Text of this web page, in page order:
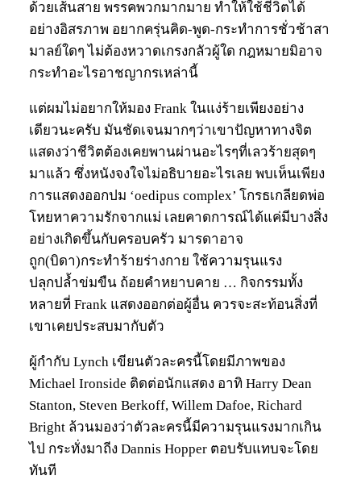
ด้วยเส้นสาย พรรคพวกมากมาย ทำให้ใช้ชีวิตได้
อย่างอิสรภาพ อยากครุ่นคิด-พูด-กระทำการชั่วช้าสา
มาลย์ใดๆ ไม่ต้องหวาดเกรงกลัวผู้ใด กฎหมายมิอาจ
กระทำอะไรอาชญากรเหล่านี้
แต่ผมไม่อยากให้มอง Frank ในแง่ร้ายเพียงอย่าง
เดียวนะครับ มันชัดเจนมากๆว่าเขาปัญหาทางจิต
แสดงว่าชีวิตต้องเคยพานผ่านอะไรๆที่เลวร้ายสุดๆ
มาแล้ว ซึ่งหนังจงใจไม่อธิบายอะไรเลย พบเห็นเพียง
การแสดงออกปม ‘oedipus complex’ โกรธเกลียดพ่อ
โหยหาความรักจากแม่ เลยคาดการณ์ได้แค่มีบางสิ่ง
อย่างเกิดขึ้นกับครอบครัว มารดาอาจ
ถูก(บิดา)กระทำร้ายร่างกาย ใช้ความรุนแรง
ปลุกปล้ำข่มขืน ถ้อยคำหยาบคาย … กิจกรรมทั้ง
หลายที่ Frank แสดงออกต่อผู้อื่น ควรจะสะท้อนสิ่งที่
เขาเคยประสบมากับตัว
ผู้กำกับ Lynch เขียนตัวละครนี้โดยมีภาพของ
Michael Ironside ติดต่อนักแสดง อาทิ Harry Dean
Stanton, Steven Berkoff, Willem Dafoe, Richard
Bright ล้วนมองว่าตัวละครนี้มีความรุนแรงมากเกิน
ไป กระทั่งมาถีง Dannis Hopper ตอบรับแทบจะโดย
ทันที